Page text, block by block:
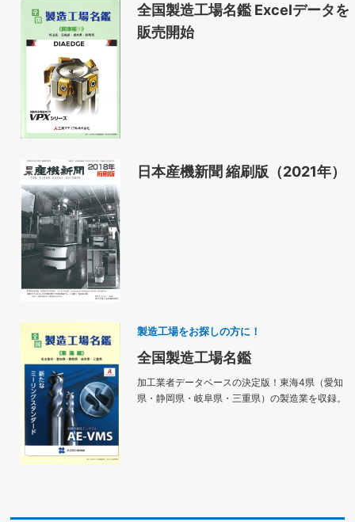
全国製造工場名鑑 Excelデータを
販売開始
日本産機新聞 縮刷版（2021年）
製造工場をお探しの方に！
全国製造工場名鑑
加工業者データベースの決定版！東海4県（愛知
県・静岡県・岐阜県・三重県）の製造業を収録。